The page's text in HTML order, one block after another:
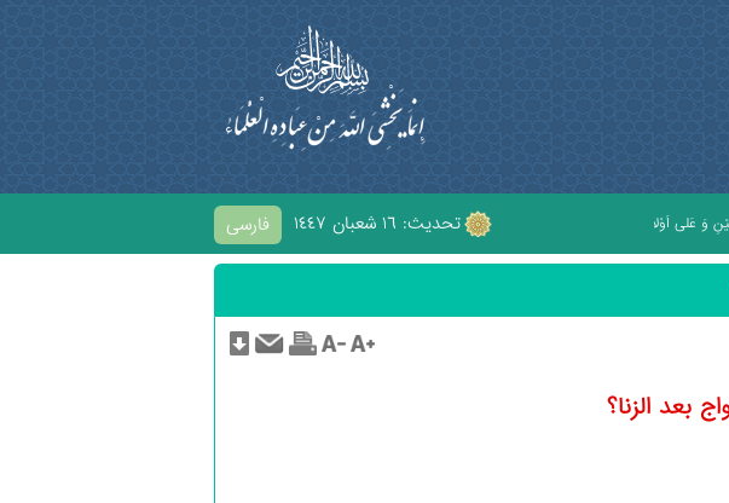
فارسی تحديث: ١٦ شعبان ١٤٤٧ اَوْلادِ الْحُسَيْنِ وَ عَلى اَصْحابِ الْحُسَيْنِ
بعد الزنا؟